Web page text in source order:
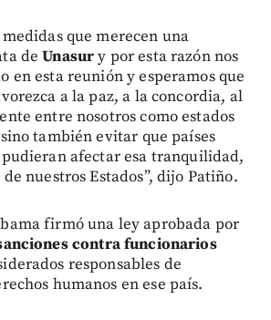
que merecen una
de Unasury por esta razón nos
en esta reunión y esperamos que
a la paz, a la concordia, al
entre nosotros como estados
también evitar que países
afectar esa tranquilidad,
nuestros Estados”, dijo Patiño.
firmó una ley aprobada por
contra funcionarios
responsables de
humanos en ese país.